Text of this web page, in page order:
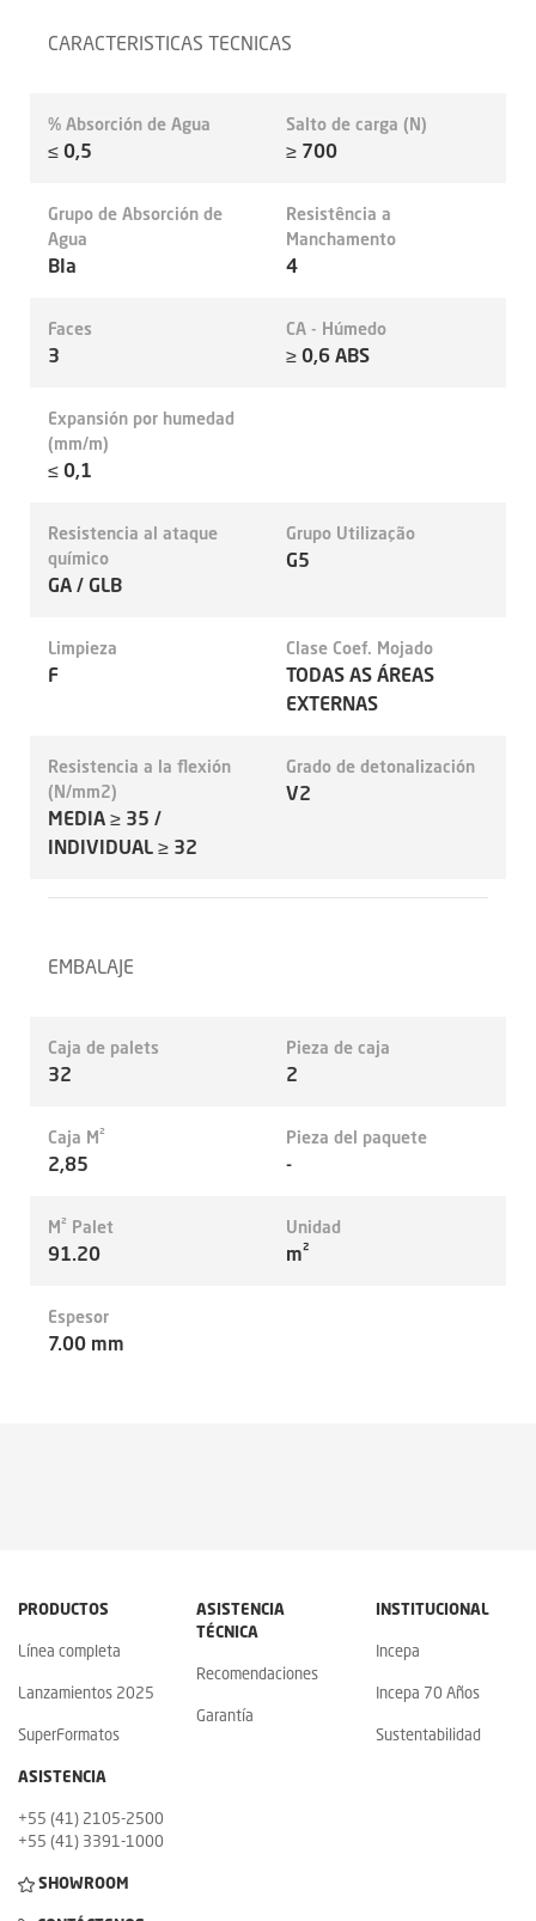
CARACTERISTICAS TECNICAS
% Absorción de Agua
≤ 0,5
Salto de carga (N)
≥ 700
Grupo de Absorción de
Agua
BIa
Resistência a
Manchamento
4
Faces
3
CA - Húmedo
≥ 0,6 ABS
Expansión por humedad
(mm/m)
≤ 0,1
Resistencia al ataque
químico
GA / GLB
Grupo Utilização
G5
Limpieza
F
Clase Coef. Mojado
TODAS AS ÁREAS
EXTERNAS
Resistencia a la flexión
(N/mm2)
MEDIA ≥ 35 /
INDIVIDUAL ≥ 32
Grado de detonalización
V2
EMBALAJE
Caja de palets
32
Pieza de caja
2
Caja M²
2,85
Pieza del paquete
-
M² Palet
91.20
Unidad
m²
Espesor
7.00 mm
PRODUCTOS
Línea completa
Lanzamientos 2025
SuperFormatos
ASISTENCIA
TÉCNICA
Recomendaciones
Garantía
INSTITUCIONAL
Incepa
Incepa 70 Años
Sustentabilidad
ASISTENCIA
+55 (41) 2105-2500
+55 (41) 3391-1000
SHOWROOM